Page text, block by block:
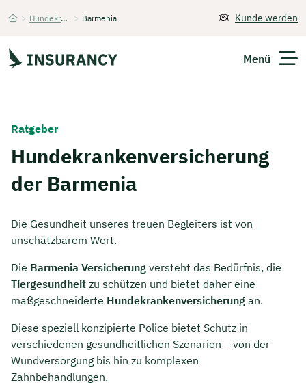
> Hundekrankenversicherung > Barmenia Kunde werden
Menü
Finanzen
Kontakt
Ratgeber
Hundekrankenversicherung
der Barmenia
Die Gesundheit unseres treuen Begleiters ist von
unschätzbarem Wert.
Die Barmenia Versicherung versteht das Bedürfnis, die
Tiergesundheit zu schützen und bietet daher eine
maßgeschneiderte Hundekrankenversicherung an.
Diese speziell konzipierte Police bietet Schutz in
verschiedenen gesundheitlichen Szenarien – von der
Wundversorgung bis hin zu komplexen
Zahnbehandlungen.